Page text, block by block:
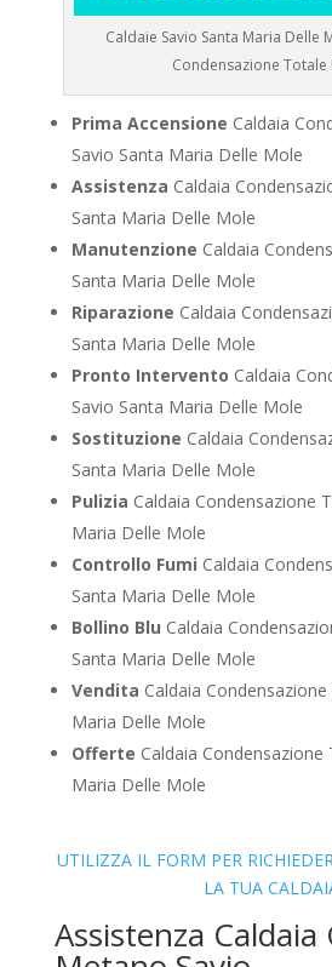
Caldaie Savio Santa Maria Delle
Condensazione Totale
Prima Accensione Caldaia
Savio Santa Maria Delle Mole
Assistenza Caldaia
Santa Maria Delle Mole
Manutenzione Caldaia
Santa Maria Delle Mole
Riparazione Caldaia
Santa Maria Delle Mole
Pronto Intervento Caldaia
Savio Santa Maria Delle Mole
Sostituzione Caldaia
Santa Maria Delle Mole
Pulizia Caldaia Condensazione
Maria Delle Mole
Controllo Fumi Caldaia
Santa Maria Delle Mole
Bollino Blu Caldaia
Santa Maria Delle Mole
Vendita Caldaia
Maria Delle Mole
Offerte Caldaia Condensazione
Maria Delle Mole
UTILIZZA IL FORM PER
LA TUA
Assistenza Caldaia